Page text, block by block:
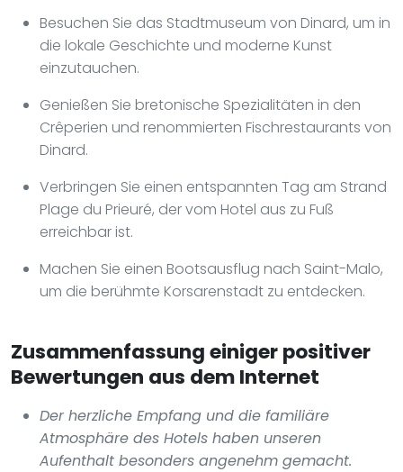
Besuchen Sie das Stadtmuseum von Dinard, um in
die lokale Geschichte und moderne Kunst
einzutauchen.
Genießen Sie bretonische Spezialitäten in den
Crêperien und renommierten Fischrestaurants von
Dinard.
Verbringen Sie einen entspannten Tag am Strand
Plage du Prieuré, der vom Hotel aus zu Fuß
erreichbar ist.
Machen Sie einen Bootsausflug nach Saint-Malo,
um die berühmte Korsarenstadt zu entdecken.
Zusammenfassung einiger positiver
Bewertungen aus dem Internet
Der herzliche Empfang und die familiäre
Atmosphäre des Hotels haben unseren
Aufenthalt besonders angenehm gemacht.